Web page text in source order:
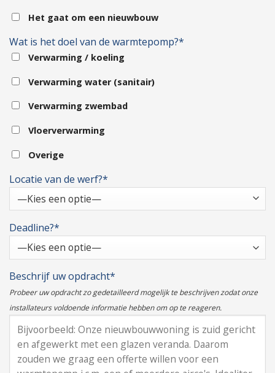
Het gaat om een nieuwbouw
Wat is het doel van de warmtepomp?*
Verwarming / koeling
Verwarming water (sanitair)
Verwarming zwembad
Vloerverwarming
Overige
Locatie van de werf?*
Deadline?*
Beschrijf uw opdracht*
Probeer uw opdracht zo gedetailleerd mogelijk te beschrijven zodat onze
installateurs voldoende informatie hebben om op te reageren.